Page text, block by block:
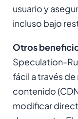
usuario y
incluso bajo
Otros
Speculation-
fácil a través
contenido
modificar